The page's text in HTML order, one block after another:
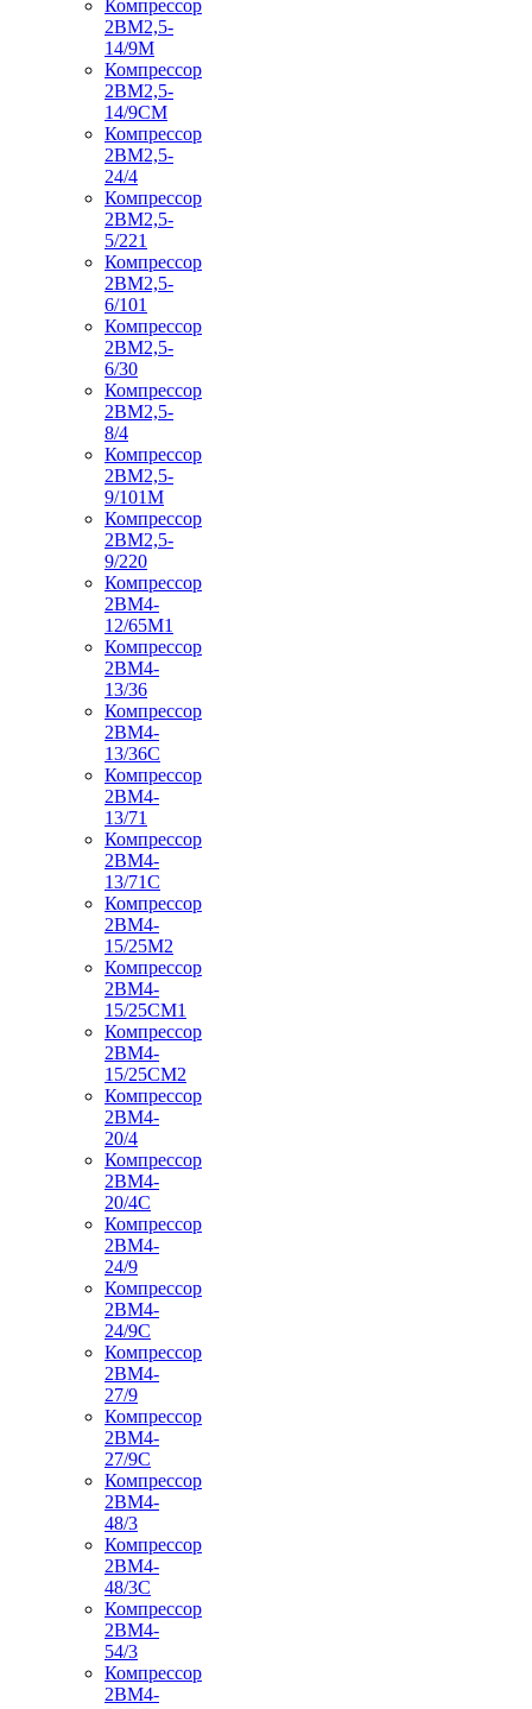
Компрессор
2ВМ2,5-
14/9М
Компрессор
2ВМ2,5-
14/9СМ
Компрессор
2ВМ2,5-
24/4
Компрессор
2ВМ2,5-
5/221
Компрессор
2ВМ2,5-
6/101
Компрессор
2ВМ2,5-
6/30
Компрессор
2ВМ2,5-
8/4
Компрессор
2ВМ2,5-
9/101М
Компрессор
2ВМ2,5-
9/220
Компрессор
2ВМ4-
12/65М1
Компрессор
2ВМ4-
13/36
Компрессор
2ВМ4-
13/36С
Компрессор
2ВМ4-
13/71
Компрессор
2ВМ4-
13/71С
Компрессор
2ВМ4-
15/25М2
Компрессор
2ВМ4-
15/25СМ1
Компрессор
2ВМ4-
15/25СМ2
Компрессор
2ВМ4-
20/4
Компрессор
2ВМ4-
20/4С
Компрессор
2ВМ4-
24/9
Компрессор
2ВМ4-
24/9С
Компрессор
2ВМ4-
27/9
Компрессор
2ВМ4-
27/9С
Компрессор
2ВМ4-
48/3
Компрессор
2ВМ4-
48/3С
Компрессор
2ВМ4-
54/3
Компрессор
2ВМ4-